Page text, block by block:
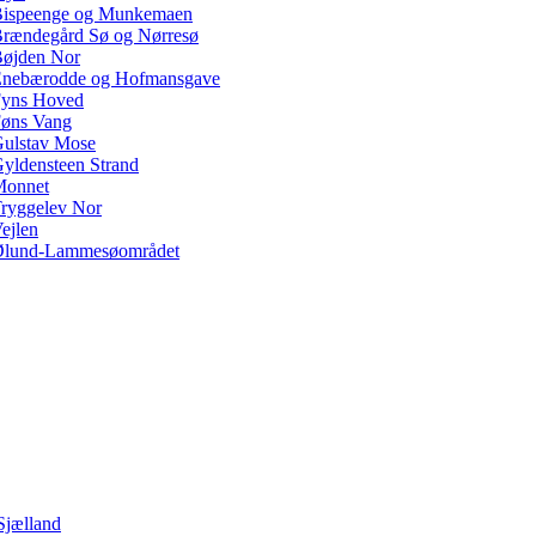
og Munkemaen
Sø og Nørresø
Nor
og Hofmansgave
Hoved
Vang
Mose
Strand
Nor
Lammesøområdet